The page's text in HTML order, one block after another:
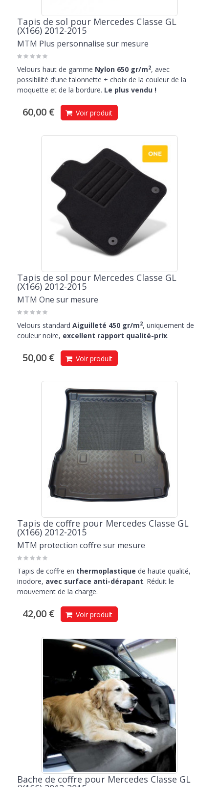
Tapis de sol pour Mercedes Classe GL
(X166) 2012-2015
MTM Plus personnalise sur mesure
Velours haut de gamme Nylon 650 gr/m2, avec
possibilité d’une talonnette + choix de la couleur de la
moquette et de la bordure. Le plus vendu !
60,00 € Voir produit
Tapis de sol pour Mercedes Classe GL
(X166) 2012-2015
MTM One sur mesure
Velours standard Aiguilleté 450 gr/m2, uniquement de
couleur noire, excellent rapport qualité-prix.
50,00 € Voir produit
Tapis de coffre pour Mercedes Classe GL
(X166) 2012-2015
MTM protection coffre sur mesure
Tapis de coffre en thermoplastique de haute qualité,
inodore, avec surface anti-dérapant. Réduit le
mouvement de la charge.
42,00 € Voir produit
Bache de coffre pour Mercedes Classe GL